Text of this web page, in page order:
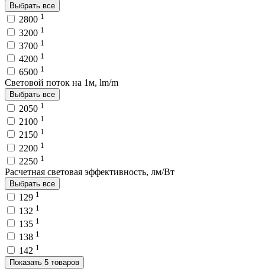
Выбрать все
2800 1
3200 1
3700 1
4200 1
6500 1
Световой поток на 1м, lm/m
Выбрать все
2050 1
2100 1
2150 1
2200 1
2250 1
Расчетная световая эффективность, лм/Вт
Выбрать все
129 1
132 1
135 1
138 1
142 1
Показать 5 товаров